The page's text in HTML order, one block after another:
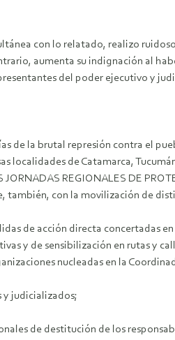
con lo relatado, realizo
aumenta su indignación al
del poder ejecutivo y
de la brutal represión contra el
localidades de Catamarca,
JORNADAS REGIONALES DE
con la movilización de
de acción directa concertadas
y de sensibilización en rutas y
nucleadas en la
y judicializados;
de destitución de los